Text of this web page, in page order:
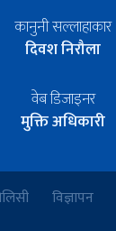
कानुनी सल्लाहाकार
दिवश निरौला
वेब डिजाइनर
मुक्ति अधिकारी
विज्ञापन